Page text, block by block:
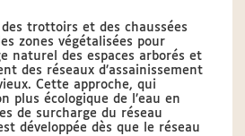
des trottoirs et des chaussées
zones végétalisées pour
naturel des espaces arborés et
des réseaux d’assainissement
Cette approche, qui
plus écologique de l’eau en
de surcharge du réseau
développée dès que le réseau